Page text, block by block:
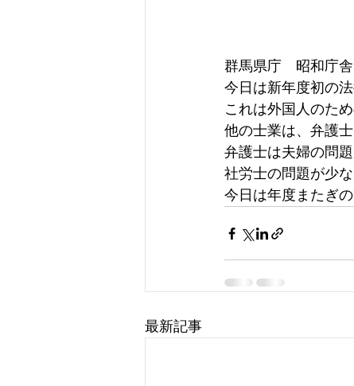
群馬県庁　昭和庁舎
今日は新年度初の
これは外国人のた
他の士業は、弁護
弁護士は夫婦の問
社労士の問題が少
今日は年度またぎ
最新記事